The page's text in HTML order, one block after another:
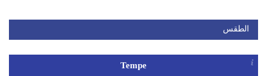
الطقس
Tempe